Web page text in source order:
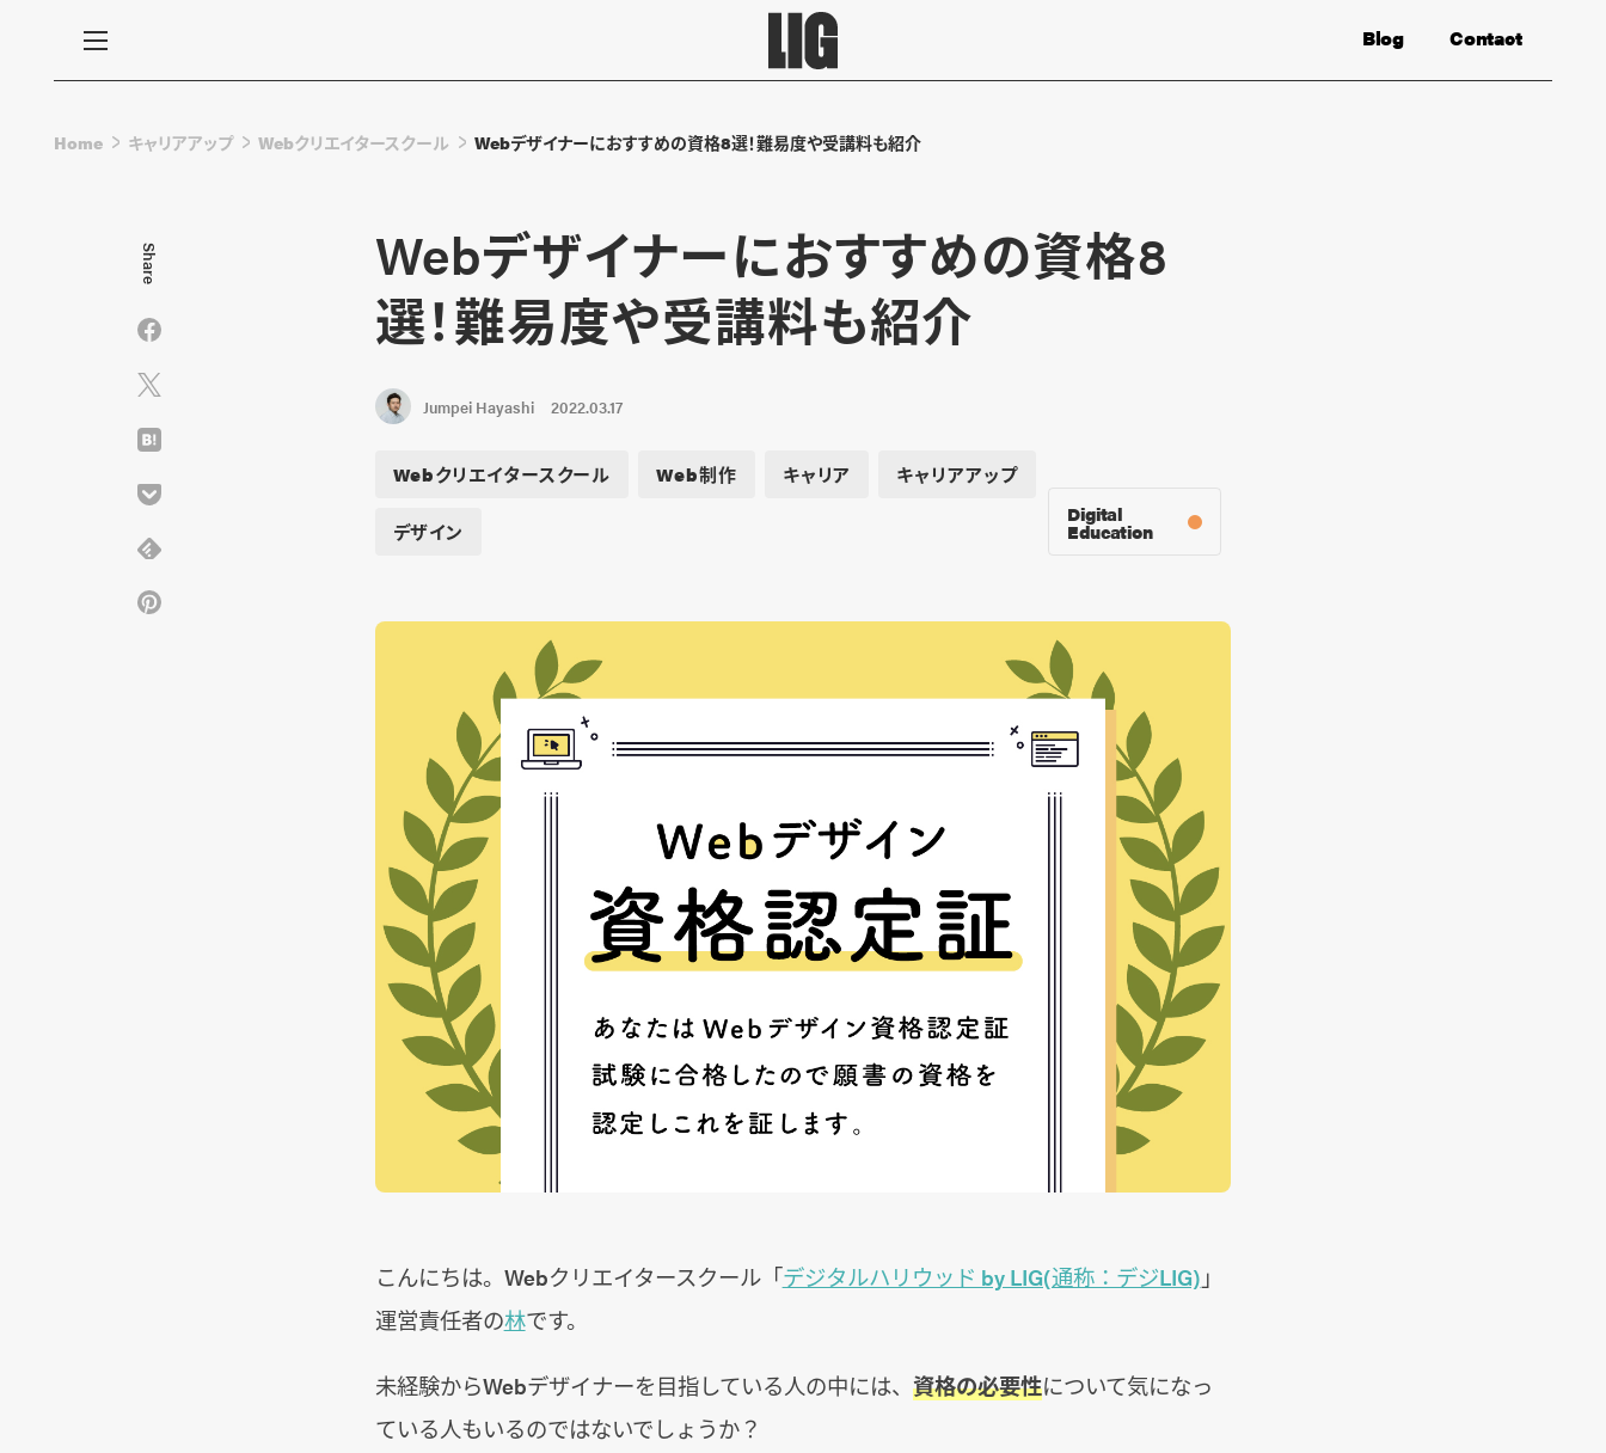
Contact
Blog
Home キャリアアップ Webクリエイタースクール Webデザイナーにおすすめの資格8選！難易度や受講料も紹介
Webデザイナーにおすすめの資格8
選！難易度や受講料も紹介
Jumpei Hayashi 2022.03.17
Webクリエイタースクール Web制作 キャリア キャリアアップ
デザイン
Digital
Education
こんにちは。Webクリエイタースクール「デジタルハリウッド by LIG(通称：デジLIG) 」
運営責任者の林です。
未経験からWebデザイナーを目指している人の中には、 資格の必要性について気になっ
ている人もいるのではないでしょうか？
Share